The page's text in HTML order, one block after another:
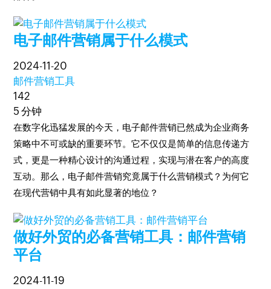
电子邮件营销属于什么模式
2024-11-20
邮件营销工具
142
5 分钟
在数字化迅猛发展的今天，电子邮件营销已然成为企业商务
策略中不可或缺的重要环节。它不仅仅是简单的信息传递方
式，更是一种精心设计的沟通过程，实现与潜在客户的高度
互动。那么，电子邮件营销究竟属于什么营销模式？为何它
在现代营销中具有如此显著的地位？
做好外贸的必备营销工具：邮件营销
平台
2024-11-19